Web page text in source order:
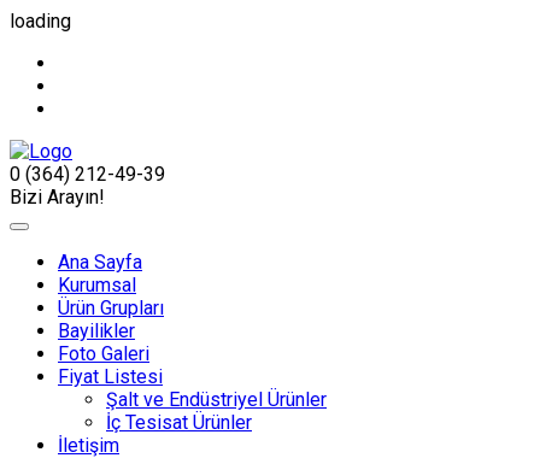
loading
0 (364) 212-49-39
Bizi Arayın!
Ana Sayfa
Kurumsal
Ürün Grupları
Bayilikler
Foto Galeri
Fiyat Listesi
Şalt ve Endüstriyel Ürünler
İç Tesisat Ürünler
İletişim